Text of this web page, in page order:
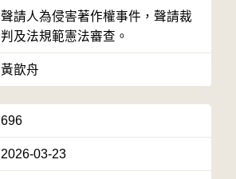
聲請人為侵害著作權事件，聲請裁
判及法規範憲法審查。
黃歆舟
696
2026-03-23